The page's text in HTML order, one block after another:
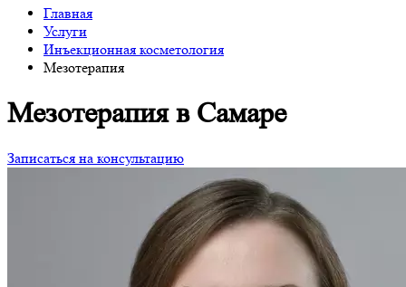
Главная
Услуги
Инъекционная косметология
Мезотерапия
Мезотерапияв Самаре
Записаться на консультацию